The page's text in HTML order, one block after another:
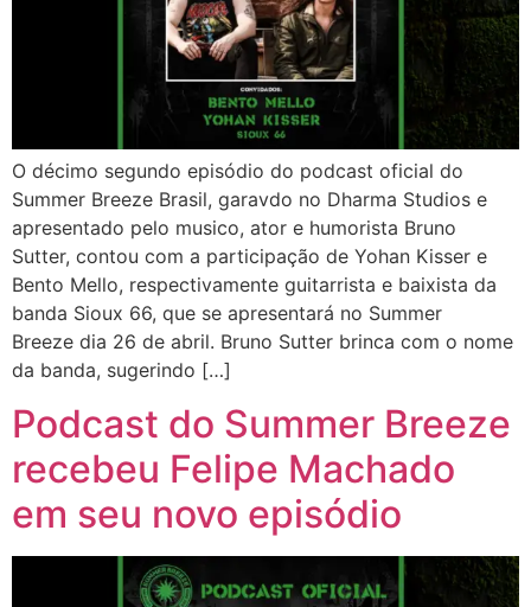
O décimo segundo episódio do podcast oficial do
Summer Breeze Brasil, garavdo no Dharma Studios e
apresentado pelo musico, ator e humorista Bruno
Sutter, contou com a participação de Yohan Kisser e
Bento Mello, respectivamente guitarrista e baixista da
banda Sioux 66, que se apresentará no Summer
Breeze dia 26 de abril. Bruno Sutter brinca com o nome
da banda, sugerindo […]
Podcast do Summer Breeze
recebeu Felipe Machado
em seu novo episódio